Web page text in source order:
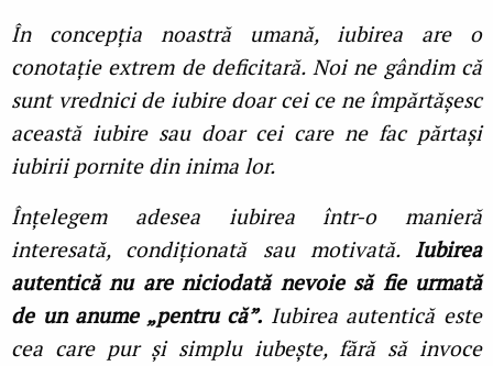
În concepția noastră umană, iubirea are o
conotație extrem de deficitară. Noi ne gândim că
sunt vrednici de iubire doar cei ce ne împărtășesc
această iubire sau doar cei care ne fac părtași
iubirii pornite din inima lor.
Înțelegem adesea iubirea într-o manieră
interesată, condiționată sau motivată. Iubirea
autentică nu are niciodată nevoie să fie urmată
de un anume „pentru că”. Iubirea autentică este
cea care pur și simplu iubește, fără să invoce